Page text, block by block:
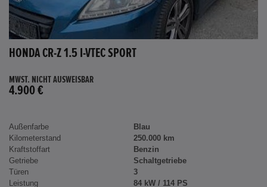
HONDA CR-Z 1.5 I-VTEC SPORT
MWST. NICHT AUSWEISBAR
4.900 €
Außenfarbe
Blau
Kilometerstand
250.000 km
Kraftstoffart
Benzin
Getriebe
Schaltgetriebe
Türen
3
Leistung
84 kW / 114 PS